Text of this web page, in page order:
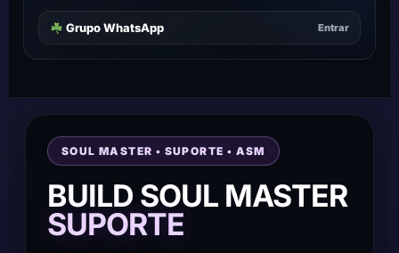
Grupo WhatsApp Entrar
SOUL MASTER • SUPORTE • ASM
BUILD SOUL MASTER
SUPORTE